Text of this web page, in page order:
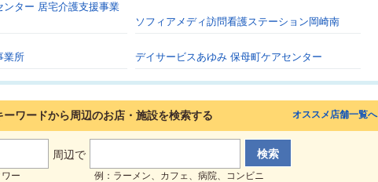
ンター 居宅介護支援事業
ソフィアメディ訪問看護ステーション岡崎南
業所 デイサービスあゆみ 保母町ケアセンター
ワードから周辺のお店・施設を検索する
周辺で
ー 例：ラーメン、カフェ、病院、コンビニ
オススメ店舗一覧へ